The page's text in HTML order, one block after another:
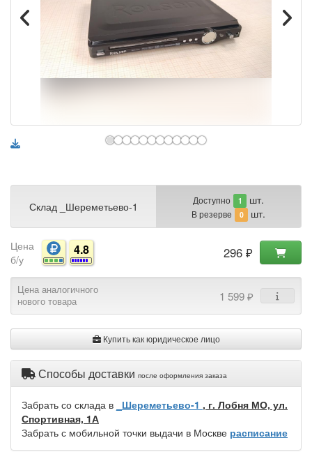
Склад _Шереметьево-1 Доступно 1 шт.
В резерве 0 шт.
Цена
б/у
4.8 296 ₽
Цена аналогичного
нового товара
1 599 ₽
Купить как юридическое лицо
Способы доставки после оформления заказа
Забрать со склада в _Шереметьево-1 , г. Лобня МО, ул.
Спортивная, 1А
Забрать с мобильной точки выдачи в Москве расписание